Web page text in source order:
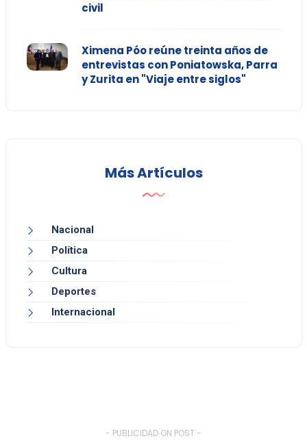
civil
Ximena Póo reúne treinta años de
entrevistas con Poniatowska, Parra
y Zurita en "Viaje entre siglos"
Más Artículos
Nacional
Política
Cultura
Deportes
Internacional
- PUBLICIDAD ON POST -